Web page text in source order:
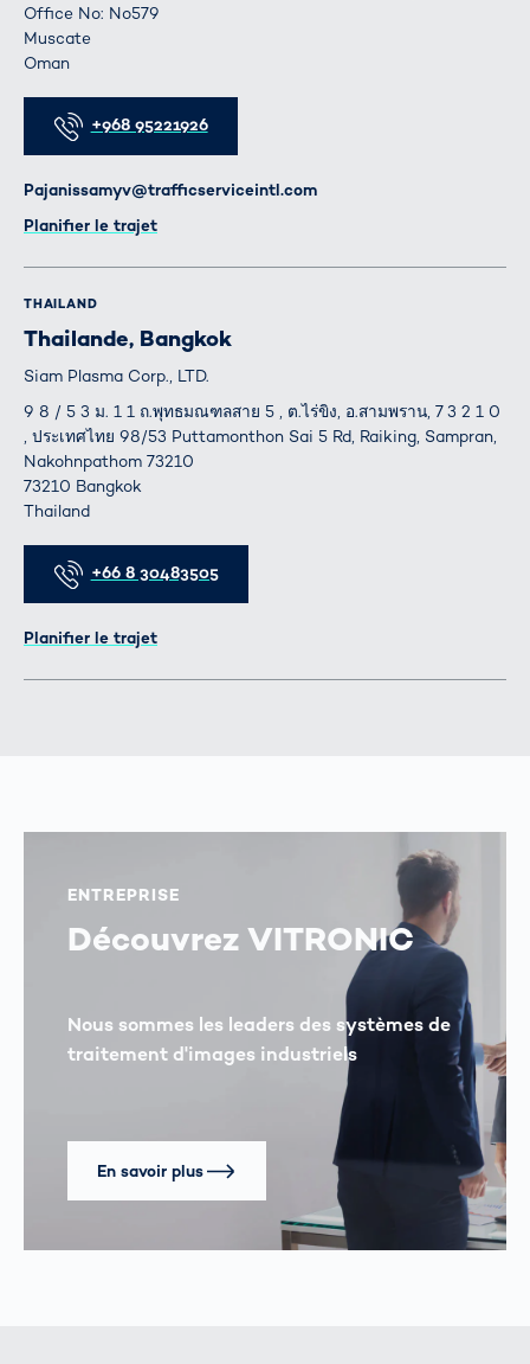
Office No: No579
Muscate
Oman
Téléphone
+968 95221926
E-mail
Pajanissamyv@trafficserviceintl.com
Itinéraire
Planifier le trajet
THAILAND
Thailande, Bangkok
Siam Plasma Corp., LTD.
9 8 / 5 3 ม. 1 1 ถ.พุทธมณฑลสาย 5 , ต.ไร่ขิง, อ.สามพราน, 7 3 2 1 0
, ประเทศไทย 98/53 Puttamonthon Sai 5 Rd, Raiking, Sampran,
Nakohnpathom 73210
73210 Bangkok
Thailand
Téléphone
+66 8 30483505
Itinéraire
Planifier le trajet
ENTREPRISE
Découvrez VITRONIC
Nous sommes les leaders des systèmes de
traitement d'images industriels
En savoir plus